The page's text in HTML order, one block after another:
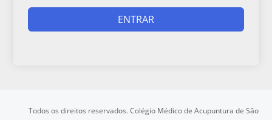
ENTRAR
Todos os direitos reservados. Colégio Médico de Acupuntura de São